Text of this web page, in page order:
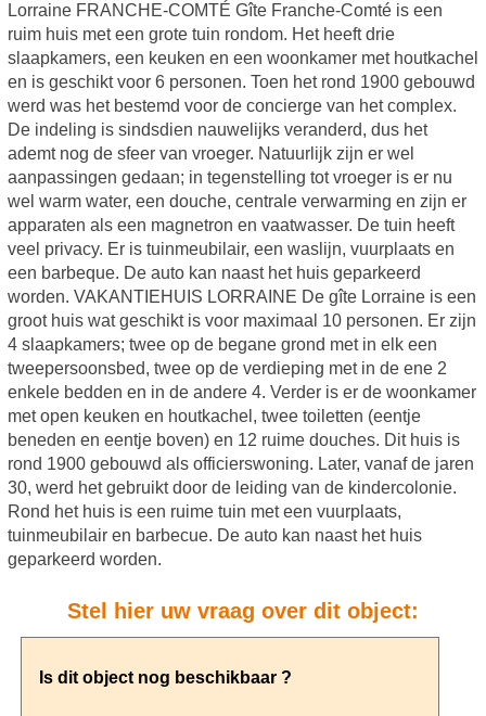
Lorraine FRANCHE-COMTÉ Gîte Franche-Comté is een
ruim huis met een grote tuin rondom. Het heeft drie
slaapkamers, een keuken en een woonkamer met houtkachel
en is geschikt voor 6 personen. Toen het rond 1900 gebouwd
werd was het bestemd voor de concierge van het complex.
De indeling is sindsdien nauwelijks veranderd, dus het
ademt nog de sfeer van vroeger. Natuurlijk zijn er wel
aanpassingen gedaan; in tegenstelling tot vroeger is er nu
wel warm water, een douche, centrale verwarming en zijn er
apparaten als een magnetron en vaatwasser. De tuin heeft
veel privacy. Er is tuinmeubilair, een waslijn, vuurplaats en
een barbeque. De auto kan naast het huis geparkeerd
worden. VAKANTIEHUIS LORRAINE De gîte Lorraine is een
groot huis wat geschikt is voor maximaal 10 personen. Er zijn
4 slaapkamers; twee op de begane grond met in elk een
tweepersoonsbed, twee op de verdieping met in de ene 2
enkele bedden en in de andere 4. Verder is er de woonkamer
met open keuken en houtkachel, twee toiletten (eentje
beneden en eentje boven) en 12 ruime douches. Dit huis is
rond 1900 gebouwd als officierswoning. Later, vanaf de jaren
30, werd het gebruikt door de leiding van de kindercolonie.
Rond het huis is een ruime tuin met een vuurplaats,
tuinmeubilair en barbecue. De auto kan naast het huis
geparkeerd worden.
Stel hier uw vraag over dit object: